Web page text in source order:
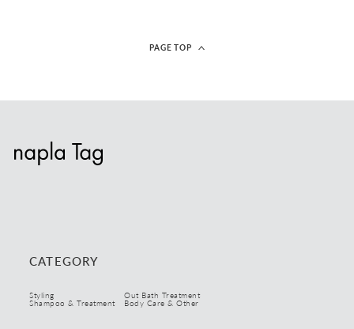
PAGE TOP
CATEGORY
Styling Out Bath Treatment
Shampoo & Treatment Body Care & Other